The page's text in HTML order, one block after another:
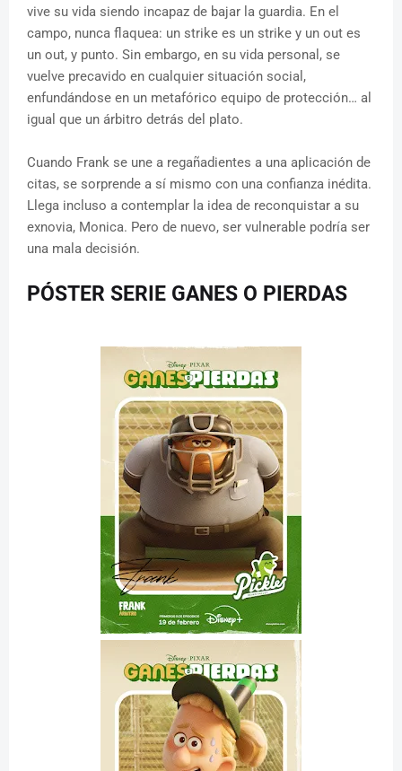
vive su vida siendo incapaz de bajar la guardia. En el
campo, nunca flaquea: un strike es un strike y un out es
un out, y punto. Sin embargo, en su vida personal, se
vuelve precavido en cualquier situación social,
enfundándose en un metafórico equipo de protección… al
igual que un árbitro detrás del plato.
Cuando Frank se une a regañadientes a una aplicación de
citas, se sorprende a sí mismo con una confianza inédita.
Llega incluso a contemplar la idea de reconquistar a su
exnovia, Monica. Pero de nuevo, ser vulnerable podría ser
una mala decisión.
PÓSTER SERIE GANES O PIERDAS